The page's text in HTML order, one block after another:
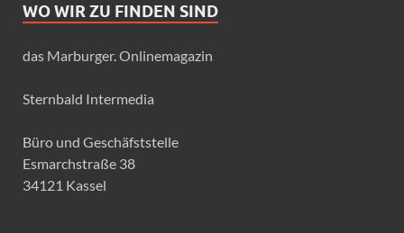
WO WIR ZU FINDEN SIND
das Marburger. Onlinemagazin
Sternbald Intermedia
Büro und Geschäfststelle
Esmarchstraße 38
34121 Kassel